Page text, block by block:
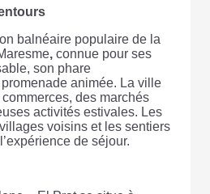
balnéaire populaire de la
, connue pour ses
son phare
animée. La ville
des marchés
activités estivales. Les
voisins et les sentiers
de séjour.